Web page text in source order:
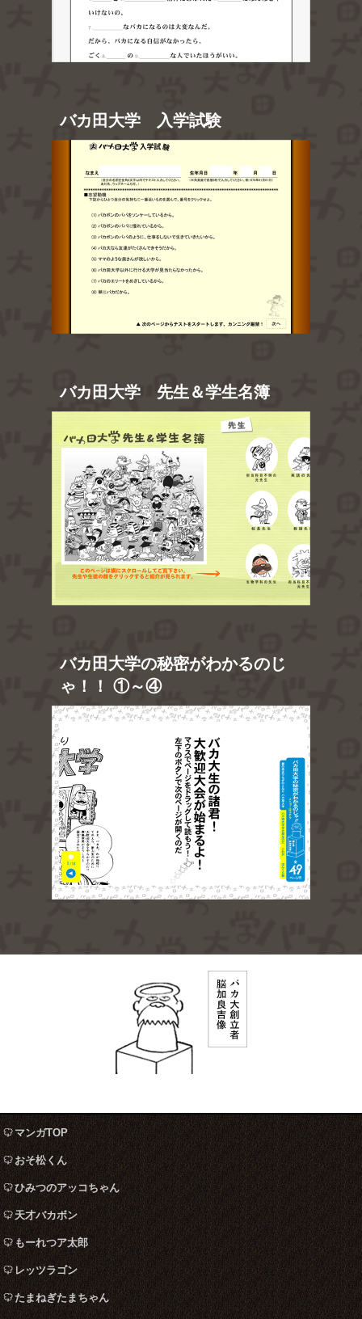
バカ田大学 入学試験
バカ田大学 先生＆学生名簿
バカ田大学の秘密がわかるのじ
ゃ！！ ①～④
マンガTOP
おそ松くん
ひみつのアッコちゃん
天才バカボン
もーれつア太郎
レッツラゴン
たまねぎたまちゃん